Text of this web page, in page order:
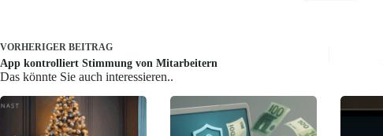
VORHERIGER BEITRAG
App kontrolliert Stimmung von Mitarbeitern
Das könnte Sie auch interessieren..